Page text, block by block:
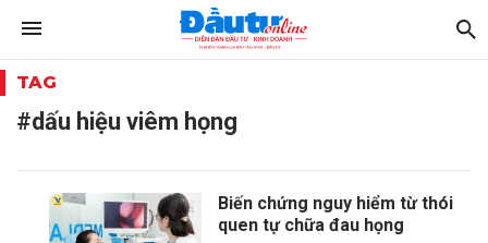
TAG
#dấu hiệu viêm họng
Biến chứng nguy hiểm từ thói
quen tự chữa đau họng